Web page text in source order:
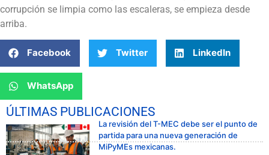
corrupción se limpia como las escaleras, se empieza desde
arriba.
Facebook Twitter LinkedIn
WhatsApp
ÚLTIMAS PUBLICACIONES
La revisión del T-MEC debe ser el punto de
partida para una nueva generación de
MiPyMEs mexicanas.